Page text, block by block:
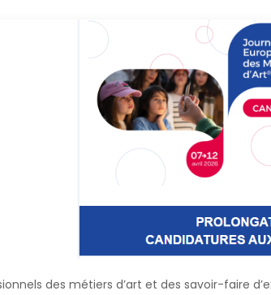
des métiers d’art et des savoir-faire